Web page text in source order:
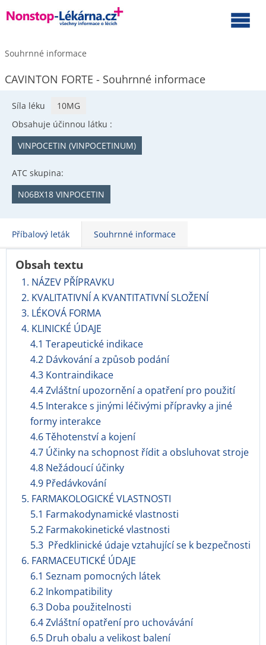
Souhrnné informace
CAVINTON FORTE - Souhrnné informace
Síla léku
10MG
Obsahuje účinnou látku :
VINPOCETIN (VINPOCETINUM)
ATC skupina:
N06BX18 VINPOCETIN
Příbalový leták Souhrnné informace
Obsah textu
1. NÁZEV PŘÍPRAVKU
2. KVALITATIVNÍ A KVANTITATIVNÍ SLOŽENÍ
3. LÉKOVÁ FORMA
4. KLINICKÉ ÚDAJE
4.1 Terapeutické indikace
4.2 Dávkování a způsob podání
4.3 Kontraindikace
4.4 Zvláštní upozornění a opatření pro použití
4.5 Interakce s jinými léčivými přípravky a jiné
formy interakce
4.6 Těhotenství a kojení
4.7 Účinky na schopnost řídit a obsluhovat stroje
4.8 Nežádoucí účinky
4.9 Předávkování
5. FARMAKOLOGICKÉ VLASTNOSTI
5.1 Farmakodynamické vlastnosti
5.2 Farmakokinetické vlastnosti
5.3 Předklinické údaje vztahující se k bezpečnosti
6. FARMACEUTICKÉ ÚDAJE
6.1 Seznam pomocných látek
6.2 Inkompatibility
6.3 Doba použitelnosti
6.4 Zvláštní opatření pro uchovávání
6.5 Druh obalu a velikost balení